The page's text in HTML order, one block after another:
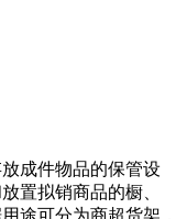
成件物品的保管设
置拟销商品的橱、
途可分为商超货架，